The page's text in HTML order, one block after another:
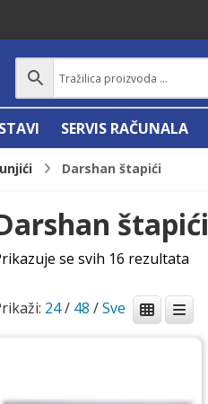
SERVIS RAČUNALA
Darshan štapići
štapići
se svih 16 rezultata
24/ 48 /